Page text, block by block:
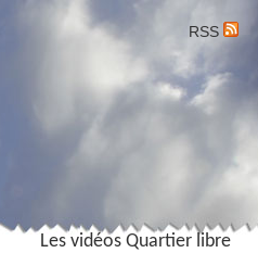
RSS
Les vidéos Quartier libre